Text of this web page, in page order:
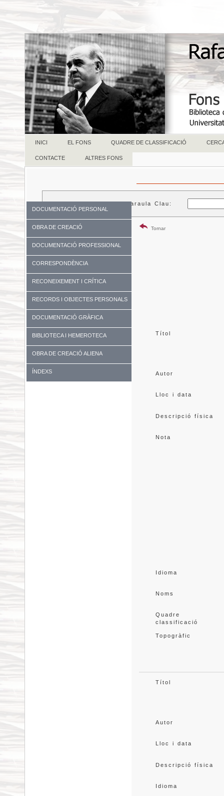
INICI EL FONS QUADRE DE CLASSIFICACIÓ
CONTACTE ALTRES FONS
DOCUMENTACIÓ PERSONAL
OBRA DE CREACIÓ
DOCUMENTACIÓ PROFESSIONAL
CORRESPONDÈNCIA
RECONEIXEMENT I CRÍTICA
RECORDS I OBJECTES PERSONALS
DOCUMENTACIÓ GRÀFICA
BIBLIOTECA I HEMEROTECA
OBRA DE CREACIÓ ALIENA
ÍNDEXS
Paraula Clau:
Tornar
Títol
Autor
Lloc i data
Descripció física
Nota
Idioma
Noms
Quadre
classificació
Topogràfic
Títol
Autor
Lloc i data
Descripció física
Idioma